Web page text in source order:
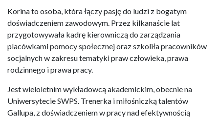
Korina to osoba, która łączy pasję do ludzi z bogatym
doświadczeniem zawodowym. Przez kilkanaście lat
przygotowywała kadrę kierowniczą do zarządzania
placówkami pomocy społecznej oraz szkoliła pracowników
socjalnych w zakresu tematyki praw człowieka, prawa
rodzinnego i prawa pracy.
Jest wieloletnim wykładowcą akademickim, obecnie na
Uniwersytecie SWPS. Trenerka i miłośniczką talentów
Gallupa, z doświadczeniem w pracy nad efektywnością